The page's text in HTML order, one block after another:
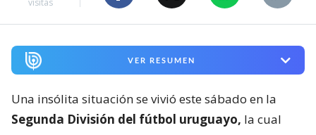
visitas
VER RESUMEN
Una insólita situación se vivió este sábado en la
Segunda División del fútbol uruguayo, la cual